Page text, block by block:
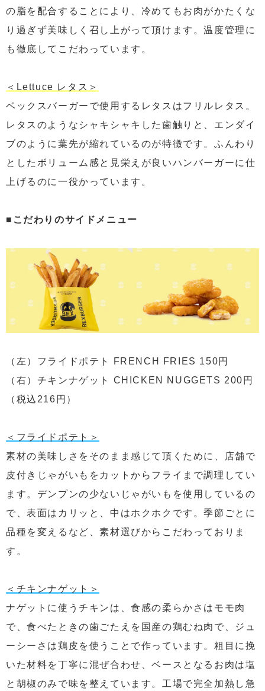
の脂を配合することにより、冷めてもお肉がかたくな
り過ぎず美味しく召し上がって頂けます。温度管理に
も徹底してこだわっています。
＜Lettuce レタス＞
ベックスバーガーで使用するレタスはフリルレタス。
レタスのようなシャキシャキした歯触りと、エンダイ
ブのように葉先が縮れているのが特徴です。ふんわり
としたボリューム感と見栄えが良いハンバーガーに仕
上げるのに一役かっています。
■こだわりのサイドメニュー
（左）フライドポテト FRENCH FRIES 150円
（右）チキンナゲット CHICKEN NUGGETS 200円
（税込216円）
＜フライドポテト＞
素材の美味しさをそのまま感じて頂くために、店舗で
皮付きじゃがいもをカットからフライまで調理してい
ます。デンプンの少ないじゃがいもを使用しているの
で、表面はカリッと、中はホクホクです。季節ごとに
品種を変えるなど、素材選びからこだわっておりま
す。
＜チキンナゲット＞
ナゲットに使うチキンは、食感の柔らかさはモモ肉
で、食べたときの歯ごたえを国産の鶏むね肉で、ジュ
ーシーさは鶏皮を使うことで作っています。粗目に挽
いた材料を丁寧に混ぜ合わせ、ベースとなるお肉は塩
と胡椒のみで味を整えています。工場で完全加熱し急